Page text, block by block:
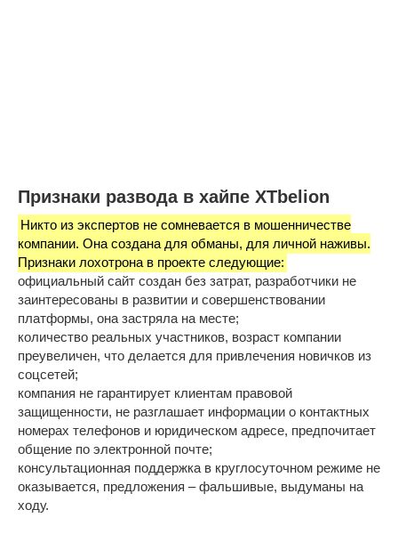
Признаки развода в хайпе XTbelion
Никто из экспертов не сомневается в мошенничестве
компании. Она создана для обманы, для личной наживы.
Признаки лохотрона в проекте следующие:
официальный сайт создан без затрат, разработчики не
заинтересованы в развитии и совершенствовании
платформы, она застряла на месте;
количество реальных участников, возраст компании
преувеличен, что делается для привлечения новичков из
соцсетей;
компания не гарантирует клиентам правовой
защищенности, не разглашает информации о контактных
номерах телефонов и юридическом адресе, предпочитает
общение по электронной почте;
консультационная поддержка в круглосуточном режиме не
оказывается, предложения – фальшивые, выдуманы на
ходу.